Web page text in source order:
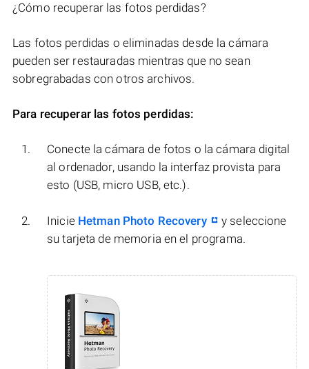
¿Cómo recuperar las fotos perdidas?
Las fotos perdidas o eliminadas desde la cámara
pueden ser restauradas mientras que no sean
sobregrabadas con otros archivos.
Para recuperar las fotos perdidas:
Conecte la cámara de fotos o la cámara digital
al ordenador, usando la interfaz provista para
esto (USB, micro USB, etc.).
Inicie Hetman Photo Recovery
y seleccione
su tarjeta de memoria en el programa.